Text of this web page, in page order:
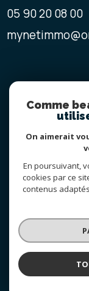
05 90 20 08 00
Nos
Comme
On aimerait
En poursuivant,
cookies par ce
contenus